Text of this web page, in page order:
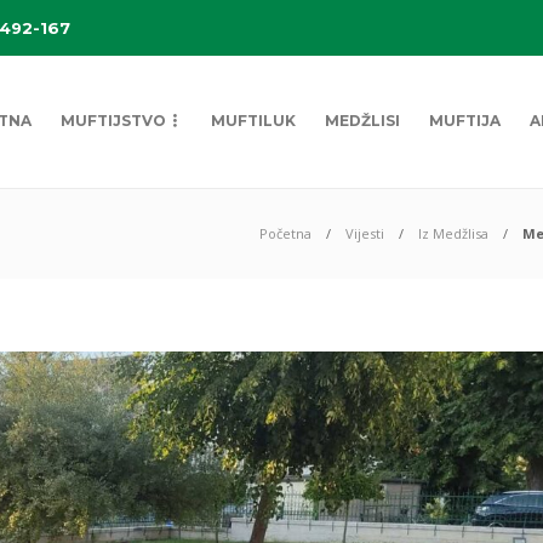
167
MUFTIJSTVO MUFTILUK MEDŽLISI MUFTIJA
Početna Vijesti Iz Medžlisa